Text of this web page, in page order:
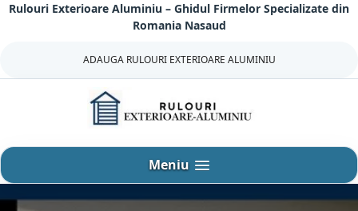
SariRulouri Exterioare Aluminiu – Ghidul Firmelor Specializate din
Romania Nasaud
ADAUGA RULOURI EXTERIOARE ALUMINIU
Meniu